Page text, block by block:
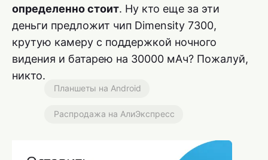
определенно стоит. Ну кто еще за эти
деньги предложит чип Dimensity 7300,
крутую камеру с поддержкой ночного
видения и батарею на 30000 мАч? Пожалуй,
никто.
Планшеты на Android
Распродажа на АлиЭкспресс